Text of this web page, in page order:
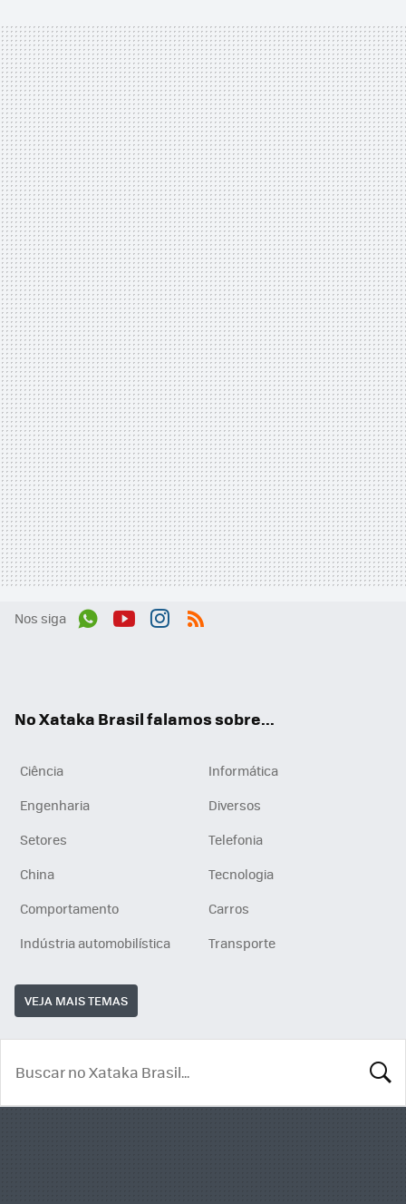
Nos siga
No Xataka Brasil falamos sobre...
Ciência
Informática
Engenharia
Diversos
Setores
Telefonia
China
Tecnologia
Comportamento
Carros
Indústria automobilística
Transporte
VEJA MAIS TEMAS